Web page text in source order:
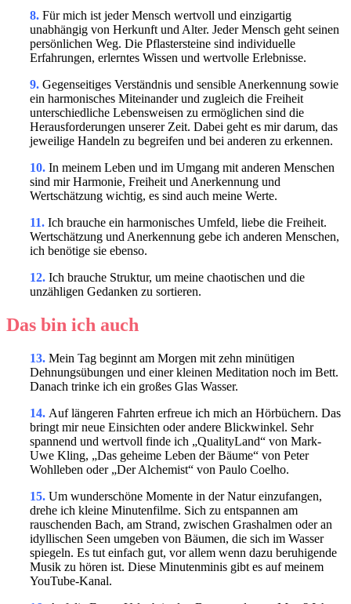
8. Für mich ist jeder Mensch wertvoll und einzigartig
unabhängig von Herkunft und Alter. Jeder Mensch geht seinen
persönlichen Weg. Die Pflastersteine sind individuelle
Erfahrungen, erlerntes Wissen und wertvolle Erlebnisse.
9. Gegenseitiges Verständnis und sensible Anerkennung sowie
ein harmonisches Miteinander und zugleich die Freiheit
unterschiedliche Lebensweisen zu ermöglichen sind die
Herausforderungen unserer Zeit. Dabei geht es mir darum, das
jeweilige Handeln zu begreifen und bei anderen zu erkennen.
10. In meinem Leben und im Umgang mit anderen Menschen
sind mir Harmonie, Freiheit und Anerkennung und
Wertschätzung wichtig, es sind auch meine Werte.
11. Ich brauche ein harmonisches Umfeld, liebe die Freiheit.
Wertschätzung und Anerkennung gebe ich anderen Menschen,
ich benötige sie ebenso.
12. Ich brauche Struktur, um meine chaotischen und die
unzähligen Gedanken zu sortieren.
Das bin ich auch
13. Mein Tag beginnt am Morgen mit zehn minütigen
Dehnungsübungen und einer kleinen Meditation noch im Bett.
Danach trinke ich ein großes Glas Wasser.
14. Auf längeren Fahrten erfreue ich mich an Hörbüchern. Das
bringt mir neue Einsichten oder andere Blickwinkel. Sehr
spannend und wertvoll finde ich „QualityLand“ von Mark-
Uwe Kling, „Das geheime Leben der Bäume“ von Peter
Wohlleben oder „Der Alchemist“ von Paulo Coelho.
15. Um wunderschöne Momente in der Natur einzufangen,
drehe ich kleine Minutenfilme. Sich zu entspannen am
rauschenden Bach, am Strand, zwischen Grashalmen oder an
idyllischen Seen umgeben von Bäumen, die sich im Wasser
spiegeln. Es tut einfach gut, vor allem wenn dazu beruhigende
Musik zu hören ist. Diese Minutenminis gibt es auf meinem
YouTube-Kanal.